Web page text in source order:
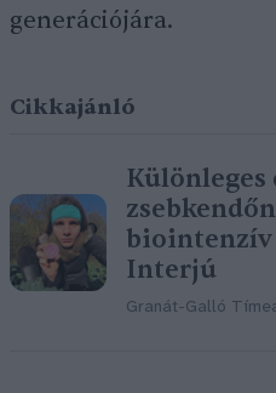
generációjára.
Cikkajánló
Különleges
biointenzív
Interjú
Granát-Galló